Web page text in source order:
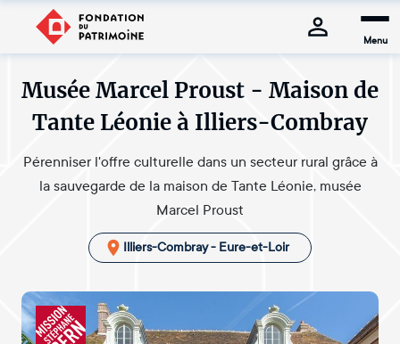
Menu
Musée Marcel Proust - Maison de
Tante Léonie à Illiers-Combray
Pérenniser l'offre culturelle dans un secteur rural grâce à
la sauvegarde de la maison de Tante Léonie, musée
Marcel Proust
Illiers-Combray - Eure-et-Loir